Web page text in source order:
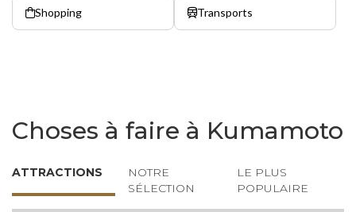
Shopping Transports
Choses à faire à Kumamoto
ATTRACTIONS
NOTRE
SÉLECTION
LE PLUS
POPULAIRE